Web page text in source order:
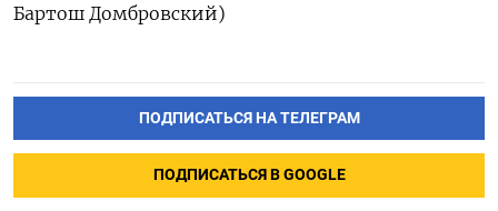
Бартош Домбровский)
ПОДПИСАТЬСЯ НА ТЕЛЕГРАМ
ПОДПИСАТЬСЯ В GOOGLE